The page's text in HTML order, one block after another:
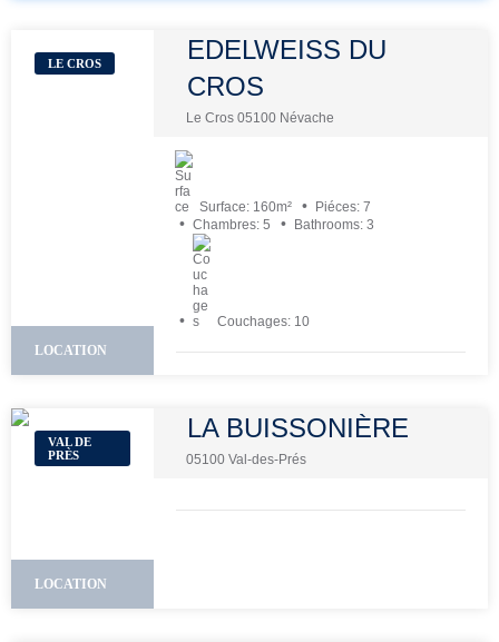
LE CROS
LOCATION
EDELWEISS DU
CROS
Le Cros 05100 Névache
Surface: 160m² Piéces: 7
Chambres: 5 Bathrooms: 3
Couchages: 10
VAL DE
PRÈS
LOCATION
LA BUISSONIÈRE
05100 Val-des-Prés